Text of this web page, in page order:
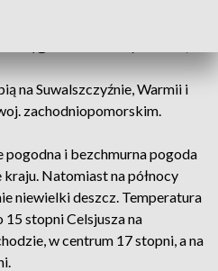
na Suwalszczyźnie, Warmii i
zachodniopomorskim.
pogodna i bezchmurna pogoda
Natomiast na północy
niewielki deszcz. Temperatura
stopni Celsjusza na
w centrum 17 stopni, a na